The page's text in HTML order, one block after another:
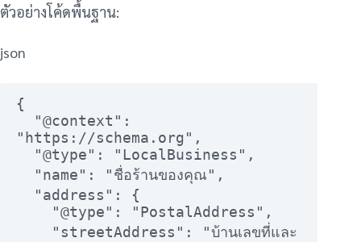
ตัวอย่างโค้ดพื้นฐาน:
json
{
"https://schema.org",